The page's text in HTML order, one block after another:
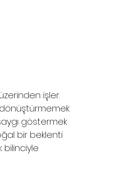
işler.
dönüştürmemek
göstermek
bir beklenti
bilinciyle